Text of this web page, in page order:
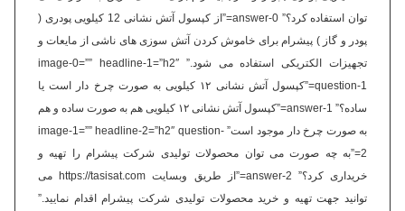
توان استفاده کرد؟” answer-0=”از کپسول آتش نشانی 12 کیلویی پودری (
پودر و گاز ) پیشرام برای خاموش کردن آتش سوزی های ناشی از مایعات و
تجهیزات الکتریکی استفاده می شود.” image-0=”” headline-1=”h2″
question-1=”کپسول آتش نشانی ۱۲ کیلویی به صورت چرخ دار است یا
ساده؟” answer-1=”کپسول آتش نشانی ۱۲ کیلویی هم به صورت ساده و هم
به صورت چرخ دار موجود است” image-1=”” headline-2=”h2″ question-
2=”به چه صورت می توان محصولات تولیدی شرکت پیشرام را تهیه و
خریداری کرد؟” answer-2=”از طریق وبسایت https://tasisat.com می
توانید جهت تهیه و خرید محصولات تولیدی شرکت پیشرام اقدام نمایید.”